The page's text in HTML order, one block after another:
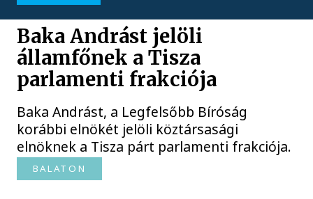
Baka Andrást jelöli
államfőnek a Tisza
parlamenti frakciója
Baka Andrást, a Legfelsőbb Bíróság
korábbi elnökét jelöli köztársasági
elnöknek a Tisza párt parlamenti frakciója.
BALATON